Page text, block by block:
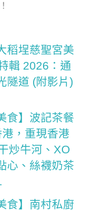
稻埕慈聖宮美
輯 2026：通
隧道 (附影片)
食】波記茶餐
，重現香港
炒牛河、XO
心、絲襪奶茶
食】南村私廚